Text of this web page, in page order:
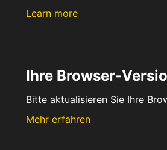
Learn more
Ihre Browser-
Bitte aktualisieren Sie Ihre
Mehr erfahren